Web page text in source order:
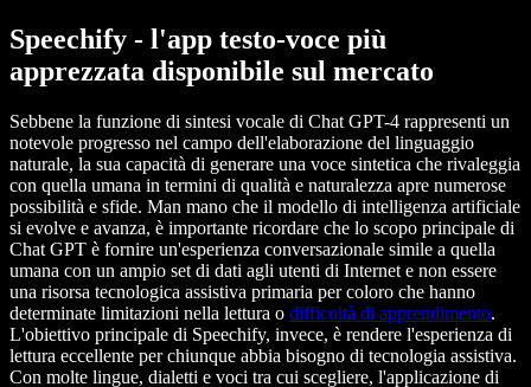
Speechify - l'app testo-voce più
apprezzata disponibile sul mercato
Sebbene la funzione di sintesi vocale di Chat GPT-4 rappresenti un
notevole progresso nel campo dell'elaborazione del linguaggio
naturale, la sua capacità di generare una voce sintetica che rivaleggia
con quella umana in termini di qualità e naturalezza apre numerose
possibilità e sfide. Man mano che il modello di intelligenza artificiale
si evolve e avanza, è importante ricordare che lo scopo principale di
Chat GPT è fornire un'esperienza conversazionale simile a quella
umana con un ampio set di dati agli utenti di Internet e non essere
una risorsa tecnologica assistiva primaria per coloro che hanno
determinate limitazioni nella lettura o difficoltà di apprendimento.
L'obiettivo principale di Speechify, invece, è rendere l'esperienza di
lettura eccellente per chiunque abbia bisogno di tecnologia assistiva.
Con molte lingue, dialetti e voci tra cui scegliere, l'applicazione di